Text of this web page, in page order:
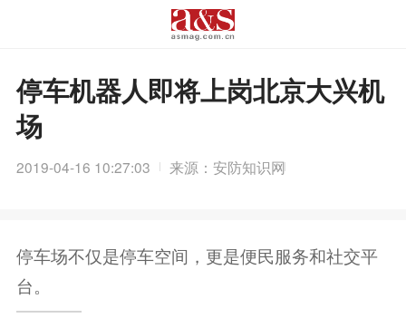
停车机器人即将上岗北京大兴机
场
2019-04-16 10:27:03 来源：安防知识网
停车场不仅是停车空间，更是便民服务和社交平
台。